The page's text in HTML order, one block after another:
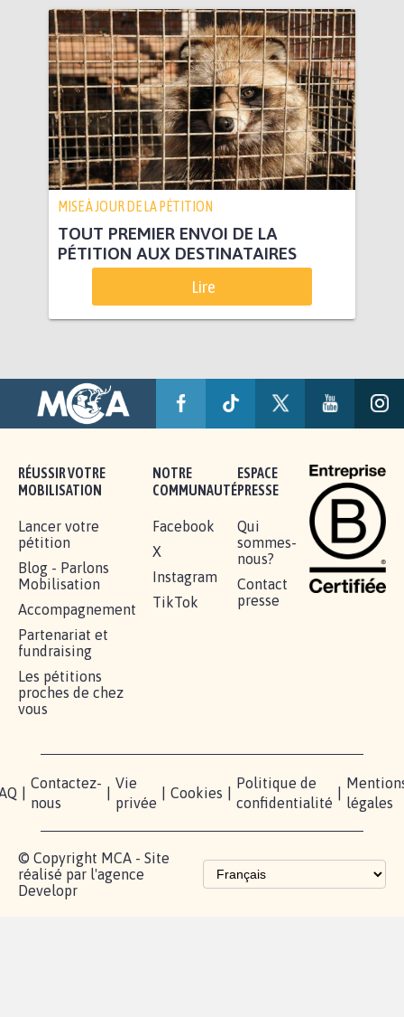
MISE À JOUR DE LA PÉTITION
TOUT PREMIER ENVOI DE LA
PÉTITION AUX DESTINATAIRES
Lire
RÉUSSIR VOTRE
MOBILISATION
Lancer votre
pétition
Blog - Parlons
Mobilisation
Accompagnement
Partenariat et
fundraising
Les pétitions
proches de chez
vous
NOTRE
COMMUNAUTÉ
Facebook
X
Instagram
TikTok
ESPACE
PRESSE
Qui
sommes-
nous?
Contact
presse
Contactez-
nous
Vie
privée
Cookies
Politique de
confidentialité
légales
© Copyright MCA - Site
réalisé par l'agence
Developr